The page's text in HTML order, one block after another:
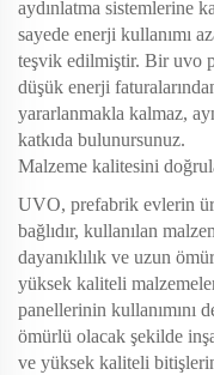
aydınlatma sistemlerine
sayede enerji kullanımı
teşvik edilmiştir. Bir uvo
düşük enerji
yararlanmakla kalmaz,
katkıda bulunursunuz.
Malzeme kalitesini
UVO, prefabrik evlerin
bağlıdır, kullanılan
dayanıklılık ve uzun
yüksek kaliteli
panellerinin
ömürlü olacak şekilde
ve yüksek kaliteli